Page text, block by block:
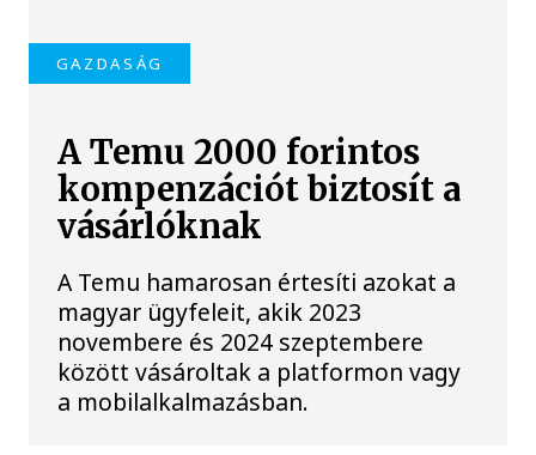
GAZDASÁG
A Temu 2000 forintos
kompenzációt biztosít a
vásárlóknak
A Temu hamarosan értesíti azokat a
magyar ügyfeleit, akik 2023
novembere és 2024 szeptembere
között vásároltak a platformon vagy
a mobilalkalmazásban.